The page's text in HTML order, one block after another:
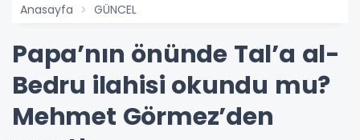
Anasayfa GÜNCEL
Papa’nın önünde Tal’a al-
Bedru ilahisi okundu mu?
Mehmet Görmez’den